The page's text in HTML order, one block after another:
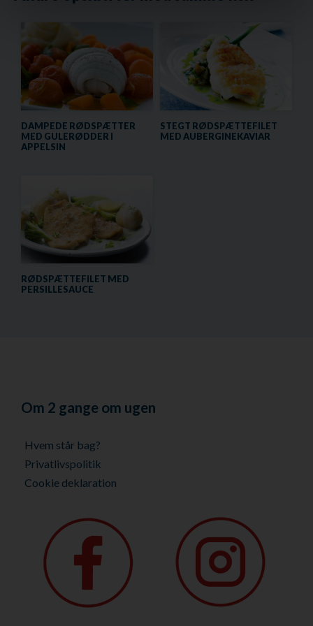
DAMPEDE RØDSPÆTTER
MED GULERØDDER I
APPELSIN
STEGT RØDSPÆTTEFILET
MED AUBERGINEKAVIAR
RØDSPÆTTEFILET MED
PERSILLESAUCE
Om 2 gange om ugen
Hvem står bag?
Privatlivspolitik
Cookie deklaration